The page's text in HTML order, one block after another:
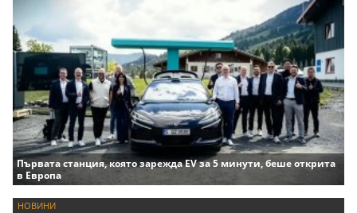
Първата станция, която зарежда EV за 5 минути, беше открита
в Европа
НОВИНИ